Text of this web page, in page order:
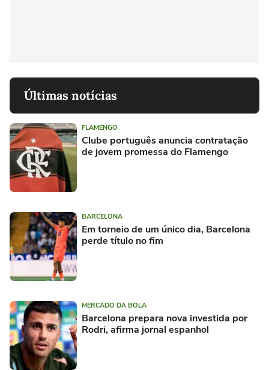
Últimas notícias
FLAMENGO
Clube português anuncia contratação
de jovem promessa do Flamengo
BARCELONA
Em torneio de um único dia, Barcelona
perde título no fim
MERCADO DA BOLA
Barcelona prepara nova investida por
Rodri, afirma jornal espanhol